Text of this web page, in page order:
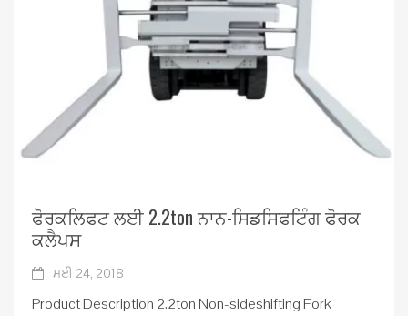
ਫੋਰਕਲਿਫਟ ਲਈ 2.2ton ਨਾਨ-ਸਿਡਸਿਫਟਿੰਗ ਫੋਰਕ
ਕਲੈਪਸ
ਮਈ 24, 2018
Product Description 2.2ton Non-sideshifting Fork